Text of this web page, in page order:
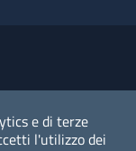
e di terze
l'utilizzo dei